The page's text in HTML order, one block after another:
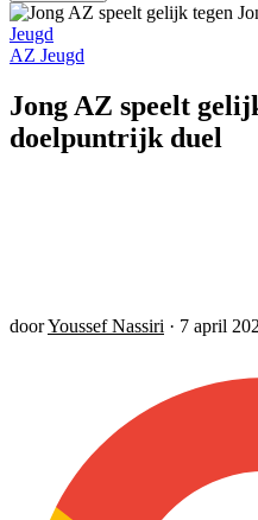
Jeugd
AZ Jeugd
Jong AZ speelt
doelpuntrijk duel
doorYoussef Nassiri · 7 april